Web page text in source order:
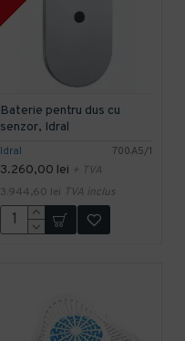
Idral 700.A5/1
Baterie pentru dus cu
senzor, Idral
3.260,00 lei + TVA
3.944,60 lei TVA inclus